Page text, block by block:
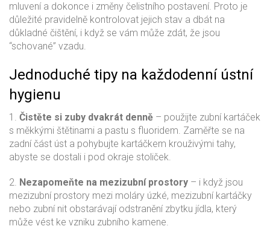
mluvení a dokonce i změny čelistního postavení. Proto je
důležité pravidelně kontrolovat jejich stav a dbát na
důkladné čištění, i když se vám může zdát, že jsou
“schované” vzadu.
Jednoduché tipy na každodenní ústní
hygienu
1. Čistěte si zuby dvakrát denně – použijte zubní kartáček
s měkkými štětinami a pastu s fluoridem. Zaměřte se na
zadní část úst a pohybujte kartáčkem krouživými tahy,
abyste se dostali i pod okraje stoliček.
2. Nezapomeňte na mezizubní prostory – i když jsou
mezizubní prostory mezi moláry úzké, mezizubní kartáčky
nebo zubní nit obstarávají odstranění zbytku jídla, který
může vést ke vzniku zubního kamene.